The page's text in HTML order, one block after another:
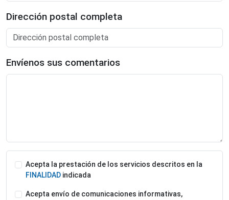
Dirección postal completa
Envíenos sus comentarios
Acepta la prestación de los servicios descritos en la
FINALIDAD indicada
Acepta envío de comunicaciones informativas,